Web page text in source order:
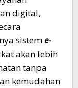
digital,
sisteme-
akan lebih
tanpa
kemudahan